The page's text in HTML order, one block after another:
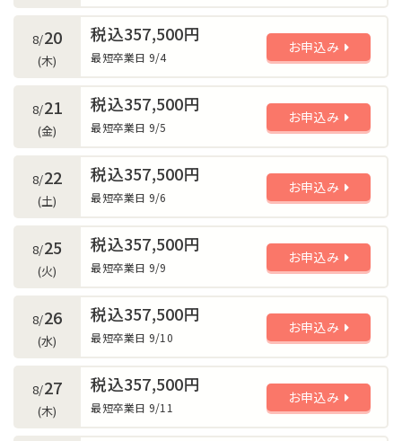
8/20
(木)
税込357,500円
最短卒業日 9/4
お申込み
8/21
(金)
税込357,500円
最短卒業日 9/5
お申込み
8/22
(土)
税込357,500円
最短卒業日 9/6
お申込み
8/25
(火)
税込357,500円
最短卒業日 9/9
お申込み
8/26
(水)
税込357,500円
最短卒業日 9/10
お申込み
8/27
(木)
税込357,500円
最短卒業日 9/11
お申込み